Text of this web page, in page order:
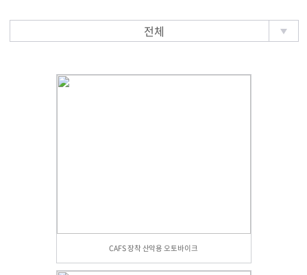
전체
CAFS 장착 산악용 오토바이크